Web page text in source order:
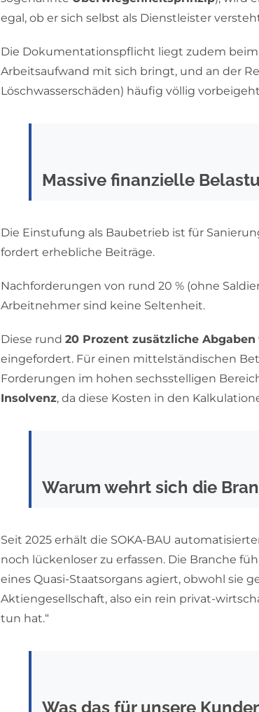
egal, ob er sich selbst als Dienstleister
Die Dokumentationspflicht liegt zudem
Arbeitsaufwand mit sich bringt, und an der
Löschwasserschäden) häufig völlig
Massive finanzielle
Die Einstufung als Baubetrieb ist für
fordert erhebliche Beiträge.
Nachforderungen von rund 20 % (ohne
Arbeitnehmer sind keine Seltenheit.
Diese rund 20 Prozent zusätzliche Abgaben
eingefordert. Für einen mittelständischen
Forderungen im hohen sechsstelligen
Insolvenz, da diese Kosten in den
Warum wehrt sich die
Seit 2025 erhält die SOKA-BAU
noch lückenloser zu erfassen. Die Branche
eines Quasi-Staatsorgans agiert, obwohl sie
Aktiengesellschaft, also ein rein privat-
tun hat.“
Was das für unsere